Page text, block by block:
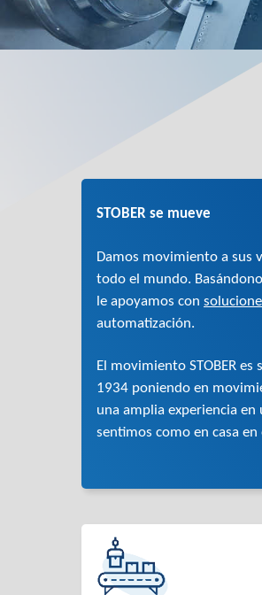
STOBER se mueve
Damos movimiento a sus
todo el mundo.
le apoyamos con
automatización.
El movimiento STOBER
1934 poniendo en
una amplia experiencia
sentimos como en casa